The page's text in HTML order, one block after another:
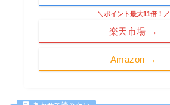
Amazon →
＼ポイント最大11倍！／
楽天市場 →